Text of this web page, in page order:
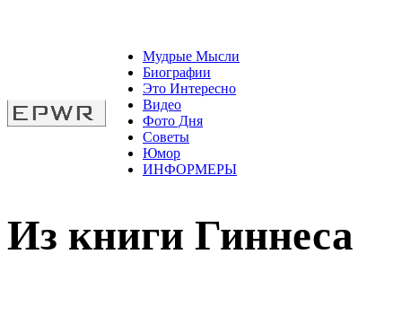
Мудрые Мысли
Биографии
Это Интересно
Видео
Фото Дня
Советы
Юмор
ИНФОРМЕРЫ
Из книги Гиннеса